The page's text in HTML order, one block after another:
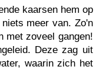
kaarsen hem op
meer van. Zo'n
met zoveel gangen!
Deze zag uit
waarin zich het